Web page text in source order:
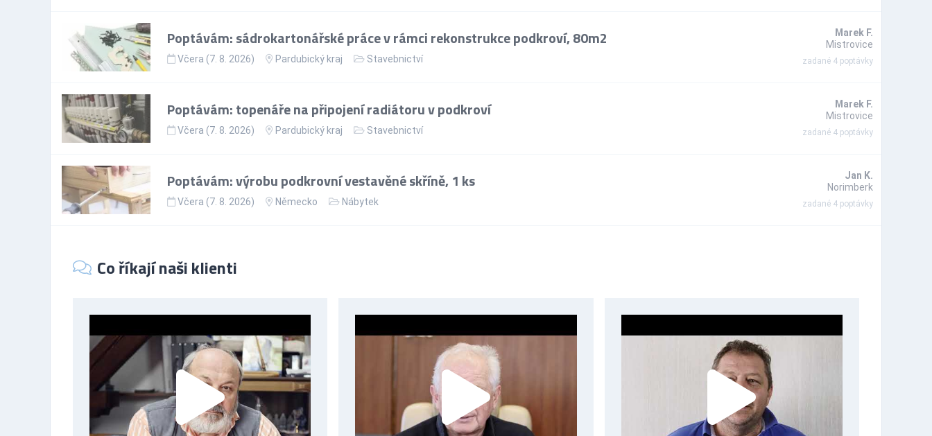
Poptávám: sádrokartonářské práce v rámci rekonstrukce podkroví, 80m2
Včera (7. 8. 2026) Pardubický kraj Stavebnictví
Marek F.
Mistrovice
zadané 4 poptávky
Poptávám: topenáře na připojení radiátoru v podkroví
Včera (7. 8. 2026) Pardubický kraj Stavebnictví
Marek F.
Mistrovice
zadané 4 poptávky
Poptávám: výrobu podkrovní vestavěné skříně, 1 ks
Včera (7. 8. 2026) Německo Nábytek
Jan K.
Norimberk
zadané 4 poptávky
Co říkají naši klienti